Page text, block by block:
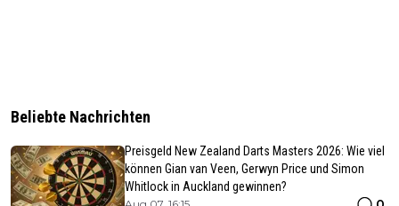
Beliebte Nachrichten
Preisgeld New Zealand Darts Masters 2026: Wie viel
können Gian van Veen, Gerwyn Price und Simon
Whitlock in Auckland gewinnen?